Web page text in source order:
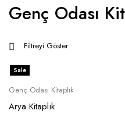
Genç Odası
Filtreyi Göster
Sale
Genç Odası Kitaplık
Arya Kitaplık